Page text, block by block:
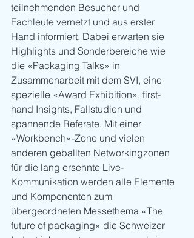
teilnehmenden Besucher und
Fachleute vernetzt und aus erster
Hand informiert. Dabei erwarten sie
Highlights und Sonderbereiche wie
die «Packaging Talks» in
Zusammenarbeit mit dem SVI, eine
spezielle «Award Exhibition», first-
hand Insights, Fallstudien und
spannende Referate. Mit einer
«Workbench»-Zone und vielen
anderen geballten Networkingzonen
für die lang ersehnte Live-
Kommunikation werden alle Elemente
und Komponenten zum
übergeordneten Messethema «The
future of packaging» die Schweizer